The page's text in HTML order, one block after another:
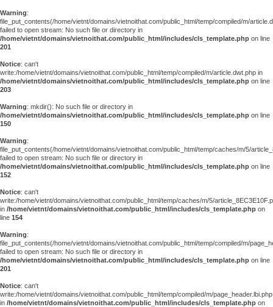
Warning:
file_put_contents(/home/vietnt/domains/vietnoithat.com/public_html/temp/compiled/m/
failed to open stream: No such file or directory in
/home/vietnt/domains/vietnoithat.com/public_html/includes/cls_template.php on line
201
Notice: can't
write:/home/vietnt/domains/vietnoithat.com/public_html/temp/compiled/m/article.dwt.php in
/home/vietnt/domains/vietnoithat.com/public_html/includes/cls_template.php on line
203
Warning: mkdir(): No such file or directory in
/home/vietnt/domains/vietnoithat.com/public_html/includes/cls_template.php on line
150
Warning:
file_put_contents(/home/vietnt/domains/vietnoithat.com/public_html/temp/caches/m/5/
failed to open stream: No such file or directory in
/home/vietnt/domains/vietnoithat.com/public_html/includes/cls_template.php on line
152
Notice: can't
write:/home/vietnt/domains/vietnoithat.com/public_html/temp/caches/m/5/
in /home/vietnt/domains/vietnoithat.com/public_html/includes/cls_template.php on
line 154
Warning:
file_put_contents(/home/vietnt/domains/vietnoithat.com/public_html/temp/compiled/m/
failed to open stream: No such file or directory in
/home/vietnt/domains/vietnoithat.com/public_html/includes/cls_template.php on line
201
Notice: can't
write:/home/vietnt/domains/vietnoithat.com/public_html/temp/compiled/m/page_header.lbi.php
in /home/vietnt/domains/vietnoithat.com/public_html/includes/cls_template.php on